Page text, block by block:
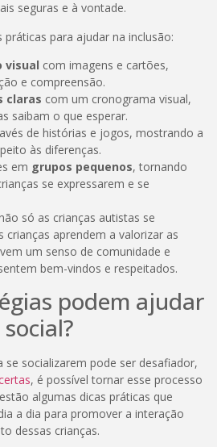
seguras e à vontade.
para ajudar na inclusão:
visual com imagens e cartões,
e compreensão.
claras com um cronograma visual,
saibam o que esperar.
de histórias e jogos, mostrando a
às diferenças.
em grupos pequenos, tornando
se expressarem e se
só as crianças autistas se
aprendem a valorizar as
um senso de comunidade e
bem-vindos e respeitados.
podem ajudar
se socializarem pode ser desafiador,
, é possível tornar esse processo
algumas dicas práticas que
a dia para promover a interação
dessas crianças.